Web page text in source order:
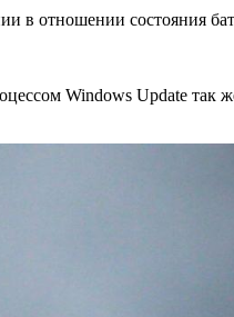
в отношении состояния
Windows Update так